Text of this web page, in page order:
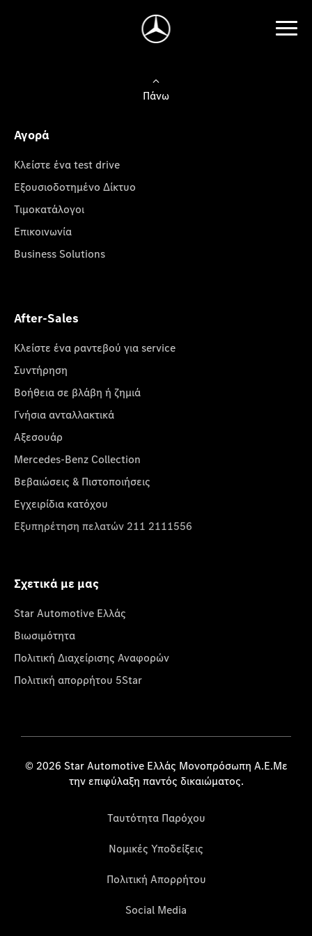
Πάνω
Αγορά
Κλείστε ένα test drive
Εξουσιοδοτημένο Δίκτυο
Τιμοκατάλογοι
Επικοινωνία
Business Solutions
After-Sales
Κλείστε ένα ραντεβού για service
Συντήρηση
Βοήθεια σε βλάβη ή ζημιά
Γνήσια ανταλλακτικά
Αξεσουάρ
Mercedes-Benz Collection
Βεβαιώσεις & Πιστοποιήσεις
Εγχειρίδια κατόχου
Εξυπηρέτηση πελατών 211 2111556
Σχετικά με μας
Star Automotive Ελλάς
Βιωσιμότητα
Πολιτική Διαχείρισης Αναφορών
Πολιτική απορρήτου 5Star
© 2026 Star Automotive Ελλάς Μονοπρόσωπη Α.Ε.Με
την επιφύλαξη παντός δικαιώματος.
Ταυτότητα Παρόχου
Νομικές Υποδείξεις
Πολιτική Απορρήτου
Social Media